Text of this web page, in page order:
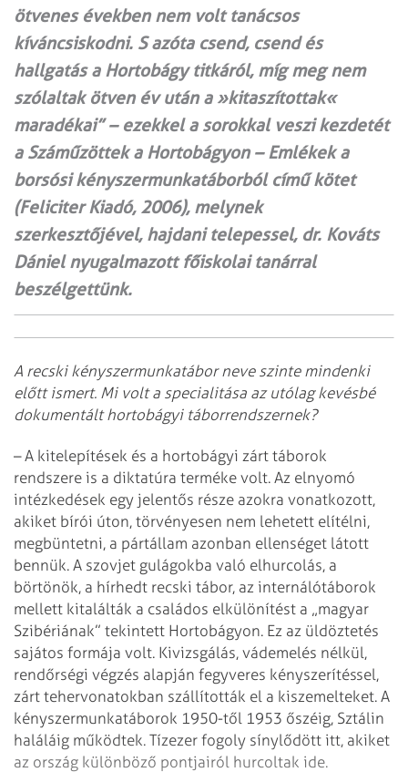
ötvenes években nem volt tanácsos
kíváncsiskodni. S azóta csend, csend és
hallgatás a Hortobágy titkáról, míg meg nem
szólaltak ötven év után a »kitaszítottak«
maradékai” – ezekkel a sorokkal veszi kezdetét
a Száműzöttek a Hortobágyon – Emlékek a
borsósi kényszermunkatáborból című kötet
(Feliciter Kiadó, 2006), melynek
szerkesztőjével, hajdani telepessel, dr. Kováts
Dániel nyugalmazott főiskolai tanárral
beszélgettünk.
A recski kényszermunkatábor neve szinte mindenki
előtt ismert. Mi volt a specialitása az utólag kevésbé
dokumentált hortobágyi táborrendszernek?
– A kitelepítések és a hortobágyi zárt táborok
rendszere is a diktatúra terméke volt. Az elnyomó
intézkedések egy jelentős része azokra vonatkozott,
akiket bírói úton, törvényesen nem lehetett elítélni,
megbüntetni, a pártállam azonban ellenséget látott
bennük. A szovjet gulágokba való elhurcolás, a
börtönök, a hírhedt recski tábor, az internálótáborok
mellett kitalálták a családos elkülönítést a „magyar
Szibériának” tekintett Hortobágyon. Ez az üldöztetés
sajátos formája volt. Kivizsgálás, vádemelés nélkül,
rendőrségi végzés alapján fegyveres kényszerítéssel,
zárt tehervonatokban szállították el a kiszemelteket. A
kényszermunkatáborok 1950-től 1953 őszéig, Sztálin
haláláig működtek. Tízezer fogoly sínylődött itt, akiket
az ország különböző pontjairól hurcoltak ide.